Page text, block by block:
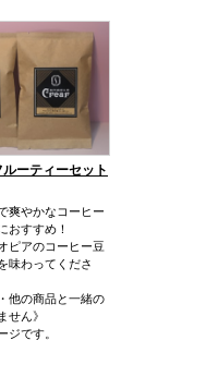
ルーティーセット
爽やかなコーヒー
おすすめ！
ピアのコーヒー豆
味わってくださ
他の商品と一緒の
せん》
ジです。